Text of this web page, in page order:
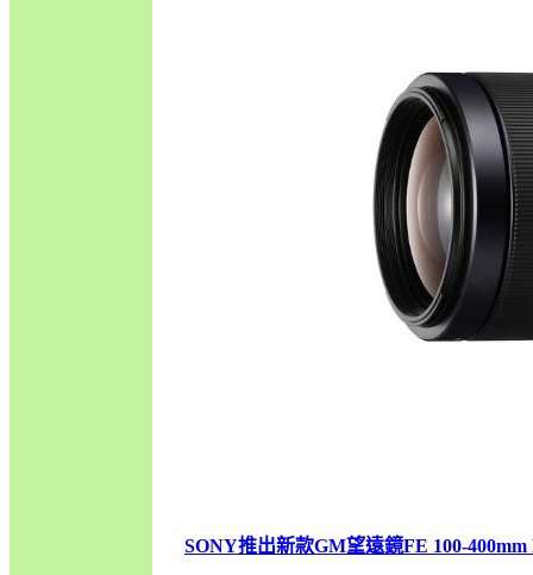
SONY推出新款GM望遠鏡FE 100-400mm